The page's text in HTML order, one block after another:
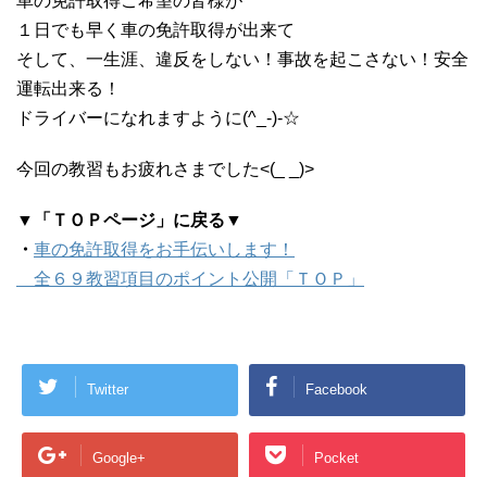
１日でも早く車の免許取得が出来て
そして、一生涯、違反をしない！事故を起こさない！安全
運転出来る！
ドライバーになれますように(^_-)-☆
今回の教習もお疲れさまでした<(_ _)>
▼「ＴＯＰページ」に戻る▼
・ 車の免許取得をお手伝いします！
全６９教習項目のポイント公開「ＴＯＰ」
Twitter Facebook
Google+ Pocket